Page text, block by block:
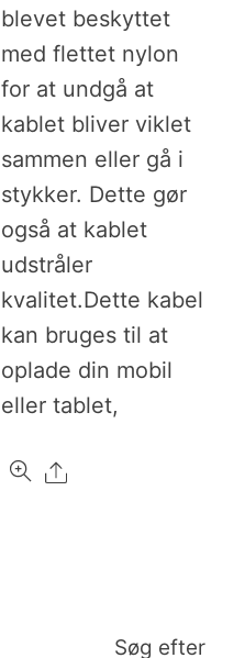
blevet beskyttet
med flettet nylon
for at undgå at
kablet bliver viklet
sammen eller gå i
stykker. Dette gør
også at kablet
udstråler
kvalitet.Dette kabel
kan bruges til at
oplade din mobil
eller tablet,
Share
Søg efter